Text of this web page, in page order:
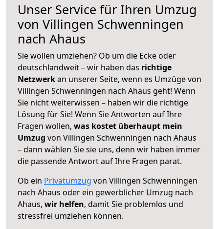
Unser Service für Ihren Umzug
von Villingen Schwenningen
nach Ahaus
Sie wollen umziehen? Ob um die Ecke oder
deutschlandweit – wir haben das richtige
Netzwerkan unserer Seite, wenn es Umzüge von
Villingen Schwenningen nach Ahaus geht! Wenn
Sie nicht weiterwissen – haben wir die richtige
Lösung für Sie! Wenn Sie Antworten auf Ihre
Fragen wollen, was kostet überhaupt mein
Umzug von Villingen Schwenningen nach Ahaus
– dann wählen Sie sie uns, denn wir haben immer
die passende Antwort auf Ihre Fragen parat.
Ob ein Privatumzug von Villingen Schwenningen
nach Ahaus oder ein gewerblicher Umzug nach
Ahaus, wir helfen, damit Sie problemlos und
stressfrei umziehen können.